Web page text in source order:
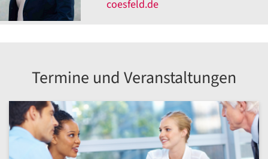
coesfeld.de
Termine und Veranstaltungen